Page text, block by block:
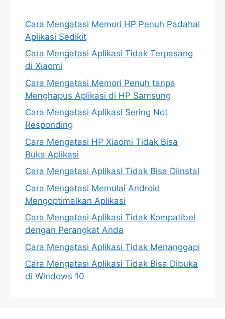
Cara Mengatasi Memori HP Penuh Padahal
Aplikasi Sedikit
Cara Mengatasi Aplikasi Tidak Terpasang
di Xiaomi
Cara Mengatasi Memori Penuh tanpa
Menghapus Aplikasi di HP Samsung
Cara Mengatasi Aplikasi Sering Not
Responding
Cara Mengatasi HP Xiaomi Tidak Bisa
Buka Aplikasi
Cara Mengatasi Aplikasi Tidak Bisa Diinstal
Cara Mengatasi Memulai Android
Mengoptimalkan Aplikasi
Cara Mengatasi Aplikasi Tidak Kompatibel
dengan Perangkat Anda
Cara Mengatasi Aplikasi Tidak Menanggapi
Cara Mengatasi Aplikasi Tidak Bisa Dibuka
di Windows 10